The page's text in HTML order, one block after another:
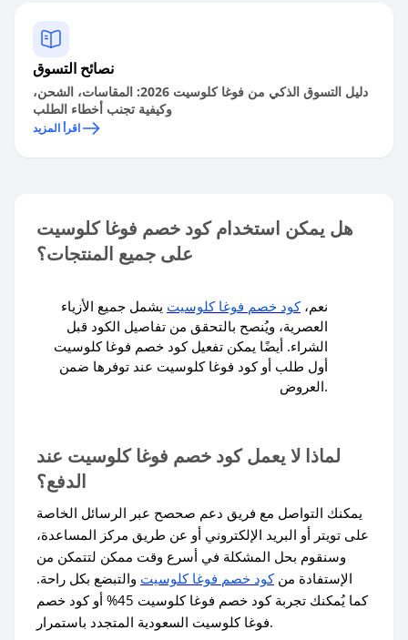
نصائح التسوق
دليل التسوق الذكي من فوغا كلوسيت 2026: المقاسات، الشحن،
وكيفية تجنب أخطاء الطلب
اقرأ المزيد
هل يمكن استخدام كود خصم فوغا كلوسيت
على جميع المنتجات؟
نعم،كود خصم فوغا كلوسيت يشمل جميع الأزياء
العصرية، ويُنصح بالتحقق من تفاصيل الكود قبل
الشراء. أيضًا يمكن تفعيل كود خصم فوغا كلوسيت
أول طلب أو كود فوغا كلوسيت عند توفرها ضمن
العروض.
لماذا لا يعمل كود خصم فوغا كلوسيت عند
الدفع؟
يمكنك التواصل مع فريق دعم صحصح عبر الرسائل الخاصة
على تويتر أو البريد الإلكتروني أو عن طريق مركز المساعدة،
وسنقوم بحل المشكلة في أسرع وقت ممكن لتتمكن من
الإستفادة منكود خصم فوغا كلوسيت والتبضع بكل راحة.
كما يُمكنك تجربة كود خصم فوغا كلوسيت 45% أو كود خصم
فوغا كلوسيت السعودية المتجدد باستمرار.